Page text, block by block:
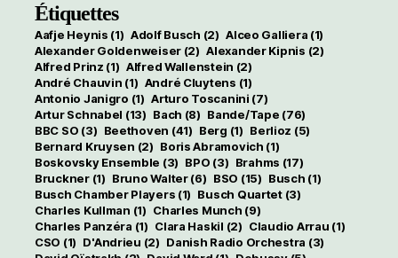
Étiquettes
Aafje Heynis (1) Adolf Busch (2) Alceo Galliera (1)
Alexander Goldenweiser (2) Alexander Kipnis (2)
Alfred Prinz (1) Alfred Wallenstein (2)
André Chauvin (1) André Cluytens (1)
Antonio Janigro (1) Arturo Toscanini (7)
Artur Schnabel (13) Bach (8) Bande/Tape (76)
BBC SO (3) Beethoven (41) Berg (1) Berlioz (5)
Bernard Kruysen (2) Boris Abramovich (1)
Boskovsky Ensemble (3) BPO (3) Brahms (17)
Bruckner(1) Bruno Walter(6) BSO (15) Busch (1)
Busch Chamber Players (1) Busch Quartet(3)
Charles Kullman (1) Charles Munch (9)
Charles Panzéra (1) Clara Haskil (2) Claudio Arrau (1)
CSO (1) D'Andrieu (2) Danish Radio Orchestra (3)